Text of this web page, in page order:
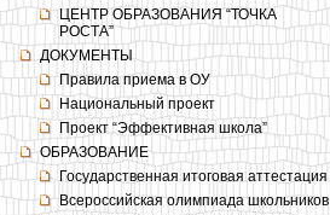
ЦЕНТР ОБРАЗОВАНИЯ “ТОЧКА
РОСТА”
ДОКУМЕНТЫ
Правила приема в ОУ
Национальный проект
Проект “Эффективная школа”
ОБРАЗОВАНИЕ
Государственная итоговая аттестация
Всероссийская олимпиада школьников